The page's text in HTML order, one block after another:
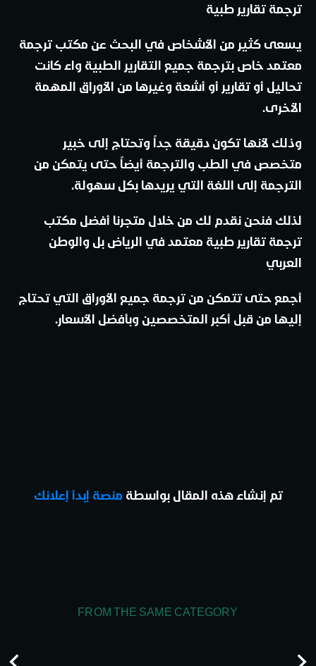
ترجمة تقارير طبية
يسعى كثير من الأشخاص في البحث عن مكتب ترجمة
معتمد خاص بترجمة جميع التقارير الطبية واء كانت
تحاليل أو تقارير أو أشعة وغيرها من الأوراق المهمة
الأخرى.
وذلك لأنها تكون دقيقة جداً وتحتاج إلى خبير
متخصص في الطب والترجمة أيضاً حتى يتمكن من
الترجمة إلى اللغة التي يريدها بكل سهولة.
لذلك فنحن نقدم لك من خلال متجرنا أفضل مكتب
ترجمة تقارير طبية معتمد في الرياض بل والوطن
العربي
أجمع حتى تتمكن من ترجمة جميع الأوراق التي تحتاج
إليها من قبل أكبر المتخصصين وبأفضل الأسعار.
تم إنشاء هذه المقال بواسطة منصة إبدأ إعلانك
FROM THE SAME CATEGORY